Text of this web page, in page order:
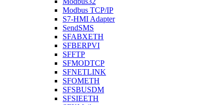
Modbus TCP/IP
S7-HMI Adapter
SendSMS
SFABXETH
SFBERPVI
SFFTP
SFMODTCP
SFNETLINK
SFOMETH
SFSBUSDM
SFSIEETH